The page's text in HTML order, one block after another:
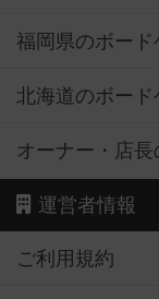
福岡県のボード
北海道のボード
オーナー・店長
運営者情報
ご利用規約